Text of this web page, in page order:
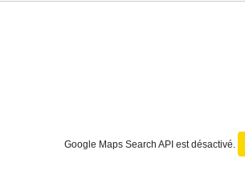
Google Maps Search API est désactivé.